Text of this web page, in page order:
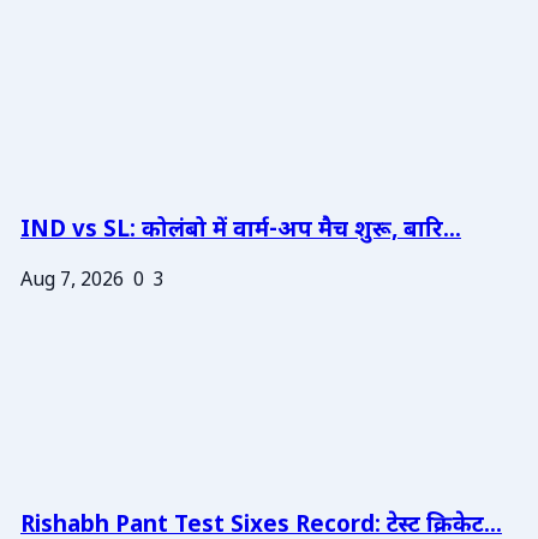
IND vs SL: कोलंबो में वार्म-अप मैच शुरू, बारि...
Aug 7, 2026 0 3
Rishabh Pant Test Sixes Record: टेस्ट क्रिकेट...